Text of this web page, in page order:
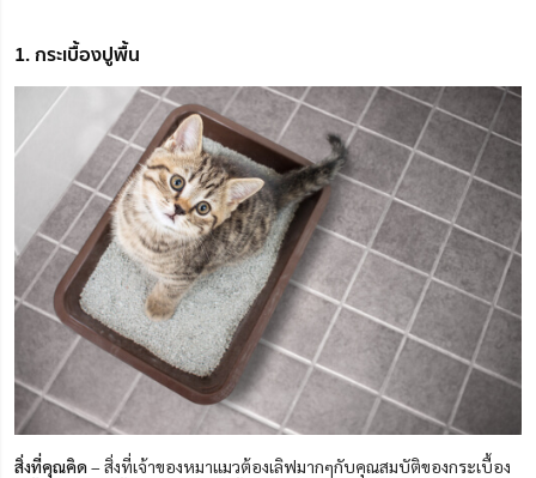
1. กระเบื้องปูพื้น
สิ่งที่คุณคิด – สิ่งที่เจ้าของหมาแมวต้องเลิฟมากๆกับคุณสมบัติของกระเบื้อง